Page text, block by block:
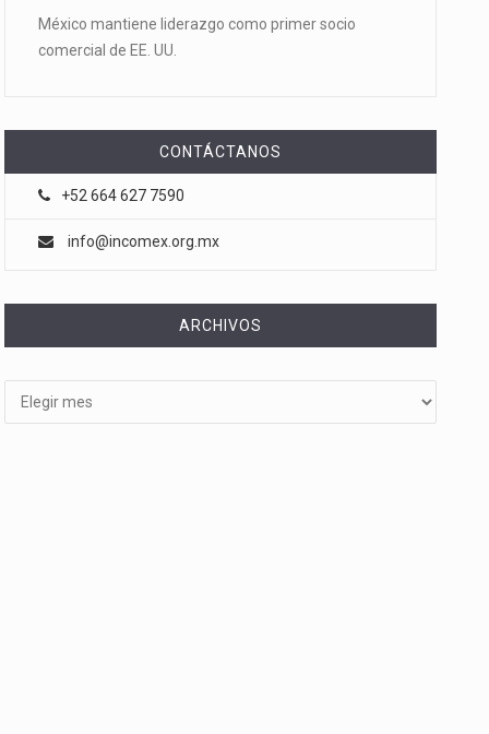
México mantiene liderazgo como primer socio
comercial de EE. UU.
CONTÁCTANOS
+52 664 627 7590
info@incomex.org.mx
ARCHIVOS